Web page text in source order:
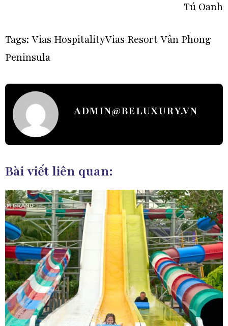
Tú Oanh
Tags: Vias HospitalityVias Resort Vân Phong
Peninsula
ADMIN@BELUXURY.VN
Bài viết liên quan: